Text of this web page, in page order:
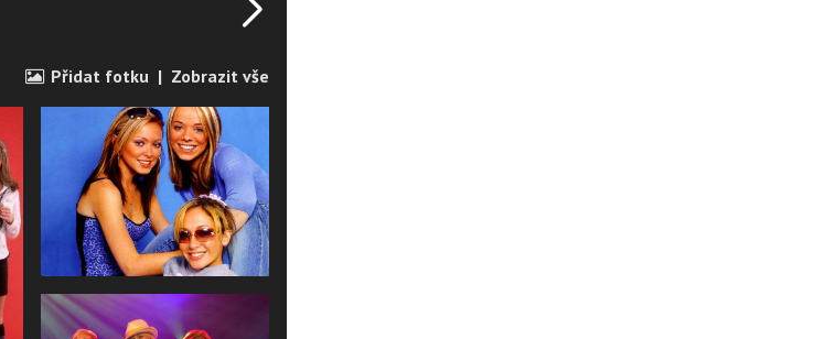
Přidat fotku | Zobrazit vše